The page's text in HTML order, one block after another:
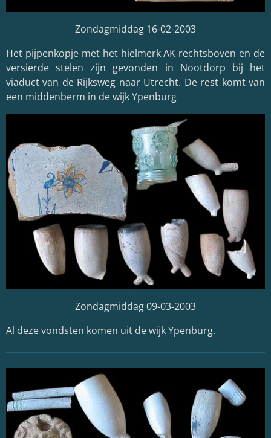
Zondagmiddag 16-02-2003
Het pijpenkopje met het hielmerk AK rechtsboven en de
versierde stelen zijn gevonden in Nootdorp bij het
viaduct van de Rijksweg naar Utrecht. De rest komt van
een middenberm in de wijk Ypenburg
Zondagmiddag 09-03-2003
Al deze vondsten komen uit de wijk Ypenburg.